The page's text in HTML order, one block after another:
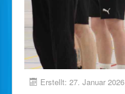
Erstellt: 27. Januar 2026